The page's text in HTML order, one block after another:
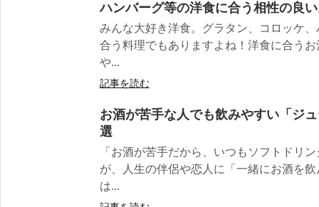
ハンバーグ等の洋食に合う相性の良
みんな大好き洋食。グラタン、コロッケ
合う料理でもありますよね！洋食に合う
や...
記事を読む
お酒が苦手な人でも飲みやすい「ジ
選
「お酒が苦手だから、いつもソフトドリ
が、人生の伴侶や恋人に「一緒にお酒を
は...